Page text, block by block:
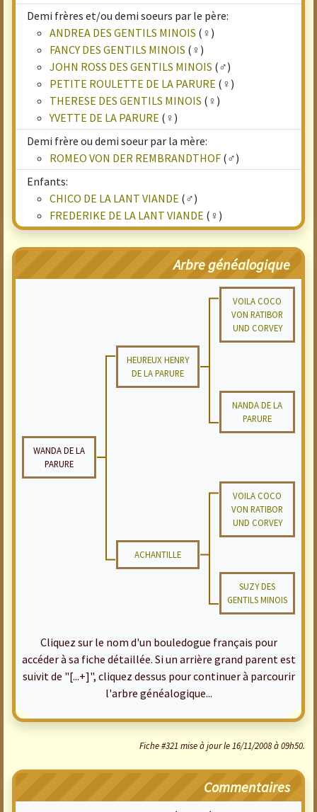
Demi frères et/ou demi soeurs par le père:
ANDREA DES GENTILS MINOIS (♀)
FANCY DES GENTILS MINOIS (♀)
JOHN ROSS DES GENTILS MINOIS (♂)
PETITE ROULETTE DE LA PARURE (♀)
THERESE DES GENTILS MINOIS (♀)
YVETTE DE LA PARURE (♀)
Demi frère ou demi soeur par la mère:
ROMEO VON DER REMBRANDTHOF (♂)
Enfants:
CHICO DE LA LANT VIANDE (♂)
FREDERIKE DE LA LANT VIANDE (♀)
Arbre généalogique
VOILA COCO
VON RATIBOR
UND CORVEY
HEUREUX HENRY
DE LA PARURE
NANDA DE LA
PARURE
WANDA DE LA
PARURE
VOILA COCO
VON RATIBOR
UND CORVEY
ACHANTILLE
SUZY DES
GENTILS MINOIS
Cliquez sur le nom d'un bouledogue français pour
accéder à sa fiche détaillée. Si un arrière grand parent est
suivit de "[...+]", cliquez dessus pour continuer à parcourir
l'arbre généalogique...
Fiche #321 mise à jour le 16/11/2008 à 09h50.
Commentaires